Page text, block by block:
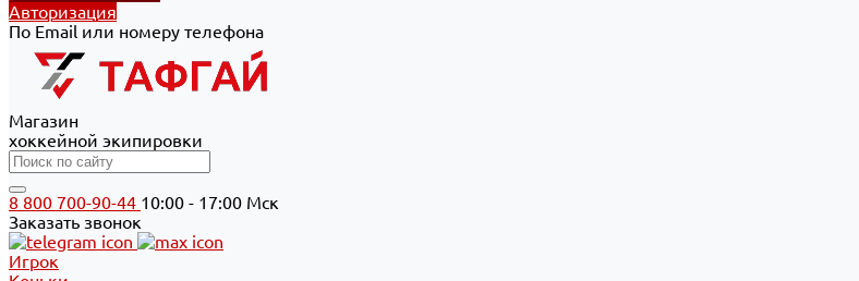
Авторизация
По Email или номеру телефона
Магазин
хоккейной экипировки
8 800 700-90-44 10:00 - 17:00 Мск
Заказать звонок
Игрок